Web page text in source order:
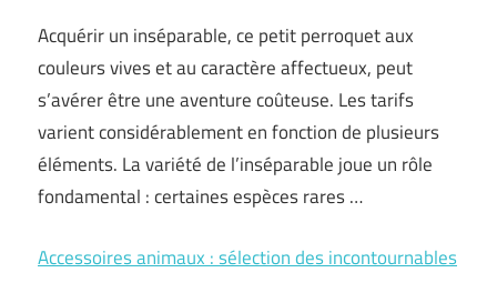
Acquérir un inséparable, ce petit perroquet aux
couleurs vives et au caractère affectueux, peut
s’avérer être une aventure coûteuse. Les tarifs
varient considérablement en fonction de plusieurs
éléments. La variété de l’inséparable joue un rôle
fondamental : certaines espèces rares …
Accessoires animaux : sélection des incontournables